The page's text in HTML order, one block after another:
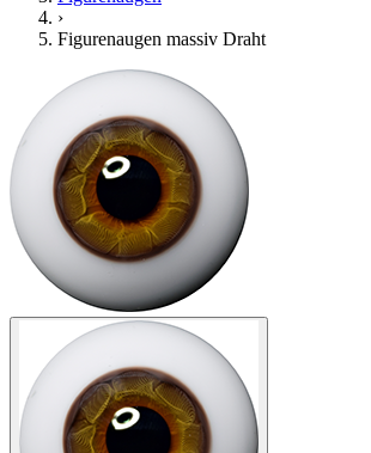
›
Figurenaugen massiv Draht